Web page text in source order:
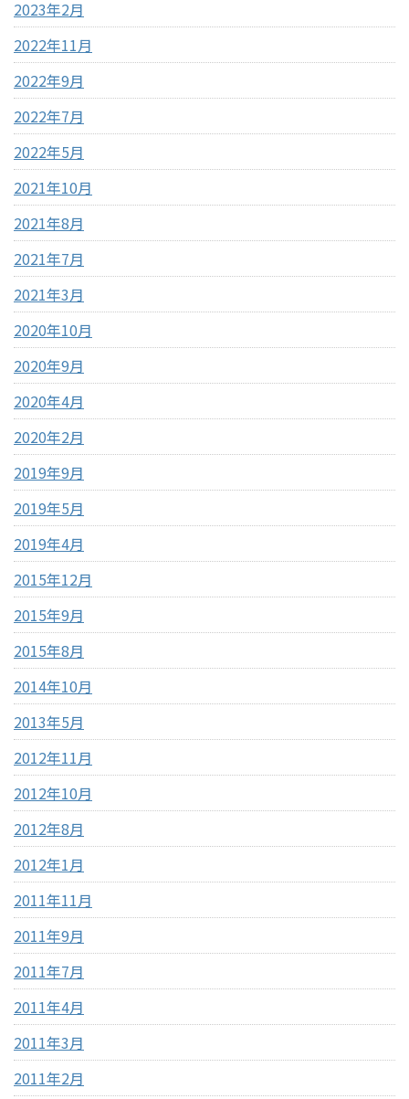
2023年2月
2022年11月
2022年9月
2022年7月
2022年5月
2021年10月
2021年8月
2021年7月
2021年3月
2020年10月
2020年9月
2020年4月
2020年2月
2019年9月
2019年5月
2019年4月
2015年12月
2015年9月
2015年8月
2014年10月
2013年5月
2012年11月
2012年10月
2012年8月
2012年1月
2011年11月
2011年9月
2011年7月
2011年4月
2011年3月
2011年2月